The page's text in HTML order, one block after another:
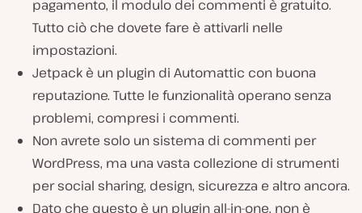
pagamento, il modulo dei commenti è gratuito.
Tutto ciò che dovete fare è attivarli nelle
impostazioni.
Jetpack è un plugin di Automattic con buona
reputazione. Tutte le funzionalità operano senza
problemi, compresi i commenti.
Non avrete solo un sistema di commenti per
WordPress, ma una vasta collezione di strumenti
per social sharing, design, sicurezza e altro ancora.
Dato che questo è un plugin all-in-one, non è